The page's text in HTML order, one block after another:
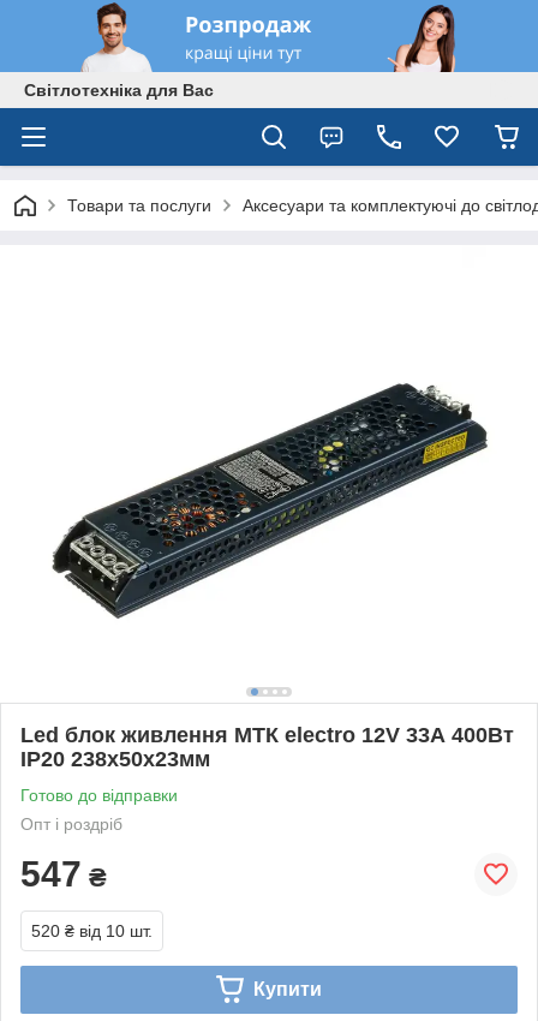
Світлотехніка для Вас
Товари та послуги Аксесуари та комплектуючі до
Led блок живлення МТК electro 12V 33А 400Вт
IP20 238х50х23мм
Готово до відправки
Опт і роздріб
547 ₴
520 ₴ від 10 шт.
Купити